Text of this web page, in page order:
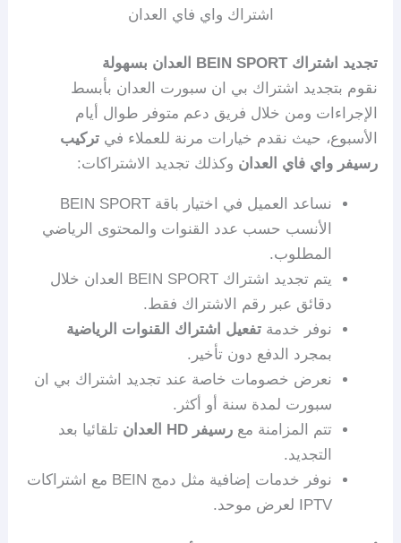
اشتراك واي فاي العدان
تجديد اشتراك BEIN SPORT العدان بسهولة
نقوم بتجديد اشتراك بي ان سبورت العدان بأبسط
الإجراءات ومن خلال فريق دعم متوفر طوال أيام
الأسبوع، حيث نقدم خيارات مرنة للعملاء فيتركيب
رسيفر واي فاي العدان وكذلك تجديد الاشتراكات:
نساعد العميل في اختيار باقة BEIN SPORT
الأنسب حسب عدد القنوات والمحتوى الرياضي
المطلوب.
يتم تجديد اشتراك BEIN SPORT العدان خلال
دقائق عبر رقم الاشتراك فقط.
نوفر خدمةتفعيل اشتراك القنوات الرياضية
بمجرد الدفع دون تأخير.
نعرض خصومات خاصة عند تجديد اشتراك بي ان
سبورت لمدة سنة أو أكثر.
تتم المزامنة معرسيفر HD العدان
تلقائيا بعد
التجديد.
نوفر خدمات إضافية مثل دمج BEIN مع اشتراكات
IPTV لعرض موحد.